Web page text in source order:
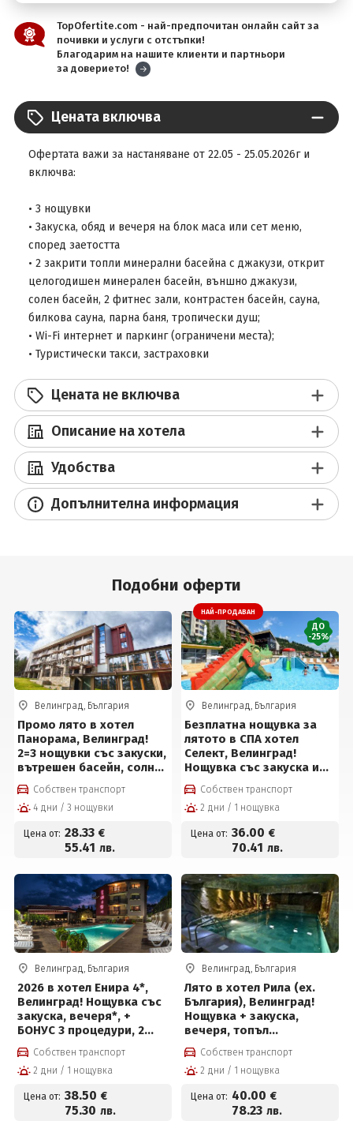
TopOfertite.com - най-предпочитан онлайн сайт за
почивки и услуги с отстъпки!
Благодарим на нашите клиенти и партньори
за доверието!
Цената включва
Офертата важи за настаняване от 22.05 - 25.05.2026г и
включва:
• 3 нощувки
• Закуска, обяд и вечеря на блок маса или сет меню,
според заетостта
• 2 закрити топли минерални басейна с джакузи, открит
целогодишен минерален басейн, външно джакузи,
солен басейн, 2 фитнес зали, контрастен басейн, сауна,
билкова сауна, парна баня, тропически душ;
• Wi-Fi интернет и паркинг (ограничени места);
• Туристически такси, застраховки
Цената не включва
Описание на хотела
Удобства
Допълнителна информация
Подобни оферти
Велинград, България
Промо лято в хотел
Панорама, Велинград!
2=3 нощувки със закуски,
вътрешен басейн, солна
стая и сауна за 85 евро
на човек
Собствен транспорт
4 дни / 3 нощувки
Цена от: 28.33 €
55.41 лв.
НАЙ-ПРОДАВАН
ДО
-25%
Велинград, България
Безплатна нощувка за
лятото в СПА хотел
Селект, Велинград!
Нощувка със закуска и
вечеря + обяд* или на All
inclusive light, вътрешен
басейн с полу-
минерална вода, външен
детски мини Аквапарк на
Собствен транспорт
2 дни / 1 нощувка
Цена от: 36.00 €
70.41 лв.
Велинград, България
2026 в хотел Енира 4*,
Велинград! Нощувка със
закуска, вечеря*, +
БОНУС 3 процедури, 2
басейна с минерална
вода, детски басейн,
джакузи и СПА пакет на
Собствен транспорт
2 дни / 1 нощувка
Цена от: 38.50 €
75.30 лв.
Велинград, България
Лято в хотел Рила (ех.
България), Велинград!
Нощувка + закуска,
вечеря, топъл
минерален басейн и СПА
пакетСобствен транспорт
2 дни / 1 нощувка
Цена от: 40.00 €
78.23 лв.